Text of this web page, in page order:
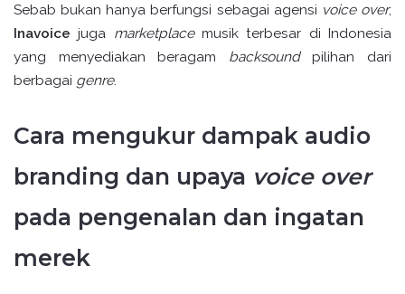
Sebab bukan hanya berfungsi sebagai agensi voice over,
Inavoicejuga marketplacemusik terbesar di Indonesia
yang menyediakan beragam backsoundpilihan dari
berbagai genre.
Cara mengukur dampak audio
branding dan upaya voice over
pada pengenalan dan ingatan
merek